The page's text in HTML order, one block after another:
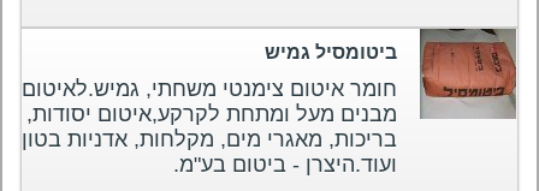
ביטומסיל גמיש
חומר איטום צימנטי משחתי, גמיש.לאיטום
מבנים מעל ומתחת לקרקע,איטום יסודות,
בריכות, מאגרי מים, מקלחות, אדניות בטון
ועוד.היצרן - ביטום בע"מ.